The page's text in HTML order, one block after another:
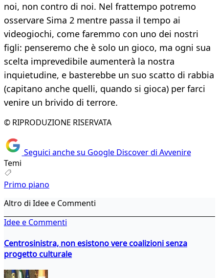
noi, non contro di noi. Nel frattempo potremo
osservare Sima 2 mentre passa il tempo ai
videogiochi, come faremmo con uno dei nostri
figli: penseremo che è solo un gioco, ma ogni sua
scelta imprevedibile aumenterà la nostra
inquietudine, e basterebbe un suo scatto di rabbia
(capitano anche quelli, quando si gioca) per farci
venire un brivido di terrore.
© RIPRODUZIONE RISERVATA
Seguici anche su Google Discover di Avvenire
Temi
Primo piano
Altro di Idee e Commenti
Idee e Commenti
Centrosinistra, non esistono vere coalizioni senza
progetto culturale